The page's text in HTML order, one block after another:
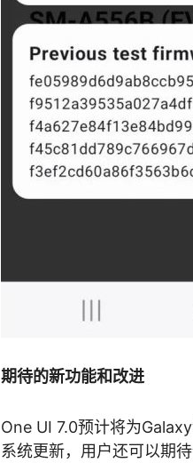
期待的新功能和改进
One UI 7.0预计将为
系统更新，用户还可以期